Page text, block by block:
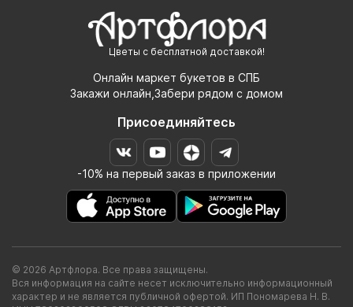
Цветы с бесплатной доставкой!
Онлайн маркет букетов в СПБ
Закажи онлайн,Забери рядом с домом
Присоединяйтесь
-10% на первый заказ в приложении
© 2026 Артфлора. Все права защищены.
Вся информация на сайте несет исключительно информационный
характер и не является публичной офертой. ИП Пономарева Н. В.